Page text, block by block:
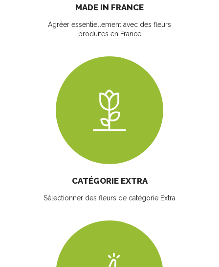
MADE IN FRANCE
Agréer essentiellement avec des fleurs
produites en France
CATÉGORIE EXTRA
Sélectionner des fleurs de catégorie Extra